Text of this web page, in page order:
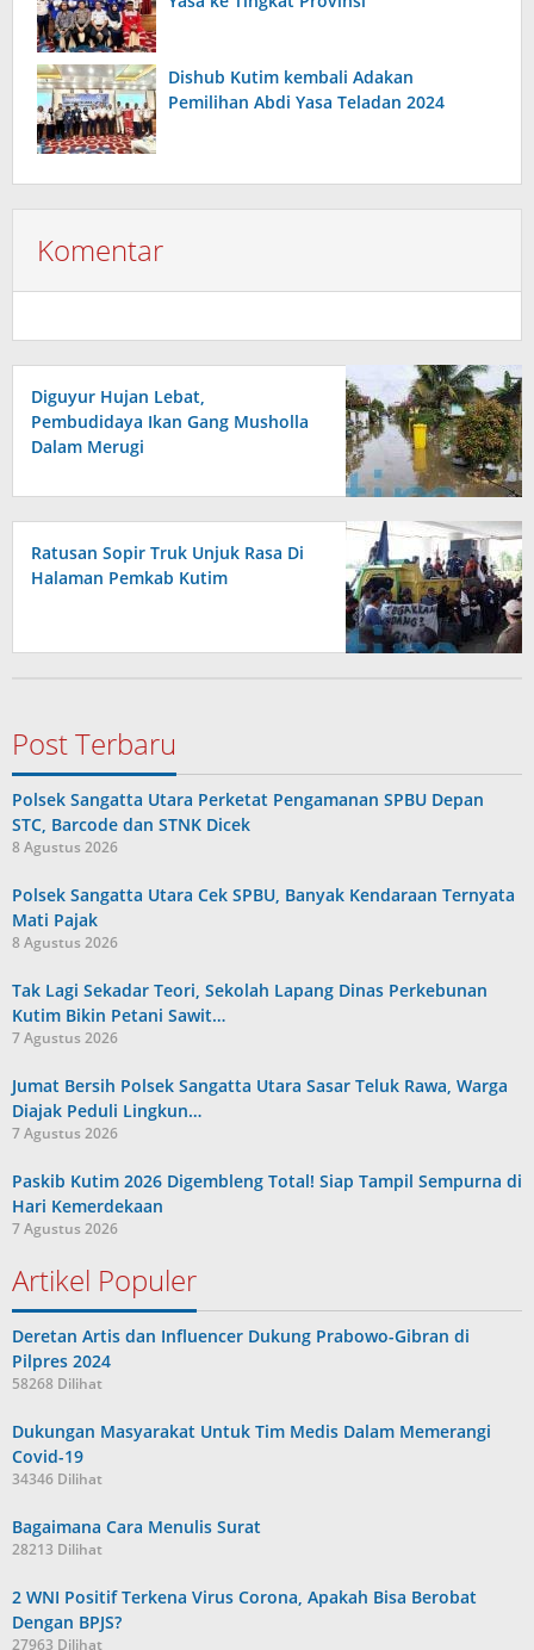
Dishub Kutim kembali Adakan
Pemilihan Abdi Yasa Teladan 2024
Komentar
Diguyur Hujan Lebat,
Pembudidaya Ikan Gang Musholla
Dalam Merugi
Ratusan Sopir Truk Unjuk Rasa Di
Halaman Pemkab Kutim
Post Terbaru
Polsek Sangatta Utara Perketat Pengamanan SPBU Depan
STC, Barcode dan STNK Dicek
8 Agustus 2026
Polsek Sangatta Utara Cek SPBU, Banyak Kendaraan Ternyata
Mati Pajak
8 Agustus 2026
Tak Lagi Sekadar Teori, Sekolah Lapang Dinas Perkebunan
Kutim Bikin Petani Sawit…
7 Agustus 2026
Jumat Bersih Polsek Sangatta Utara Sasar Teluk Rawa, Warga
Diajak Peduli Lingkun…
7 Agustus 2026
Paskib Kutim 2026 Digembleng Total! Siap Tampil Sempurna di
Hari Kemerdekaan
7 Agustus 2026
Artikel Populer
Deretan Artis dan Influencer Dukung Prabowo-Gibran di
Pilpres 2024
58268 Dilihat
Dukungan Masyarakat Untuk Tim Medis Dalam Memerangi
Covid-19
34346 Dilihat
Bagaimana Cara Menulis Surat
28213 Dilihat
2 WNI Positif Terkena Virus Corona, Apakah Bisa Berobat
Dengan BPJS?
27963 Dilihat